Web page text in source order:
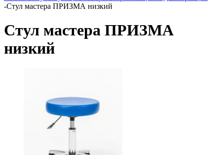
-Стул мастера ПРИЗМА низкий
Стул мастера ПРИЗМА
низкий